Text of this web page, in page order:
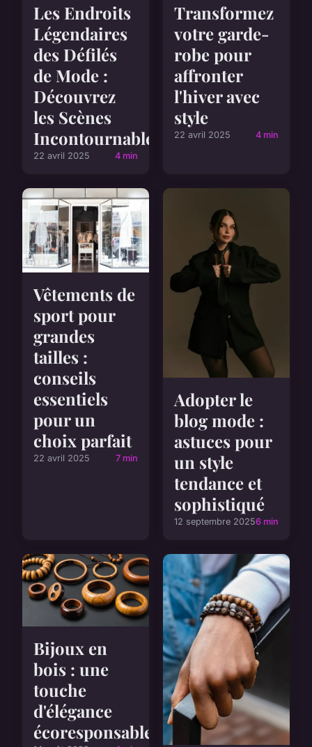
Les Endroits
Légendaires
des Défilés
de Mode :
Découvrez
les Scènes
Incontournables
22 avril 2025 4 min
Transformez
votre garde-
robe pour
affronter
l'hiver avec
style
22 avril 2025 4 min
Vêtements de
sport pour
grandes
tailles :
conseils
essentiels
pour un
choix parfait
22 avril 2025 7 min
Adopter le
blog mode :
astuces pour
un style
tendance et
sophistiqué
12 septembre 20256 min
Bijoux en
bois : une
touche
d'élégance
écoresponsable